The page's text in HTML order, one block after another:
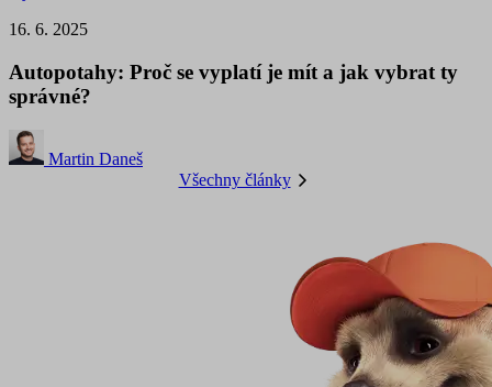
16. 6. 2025
Autopotahy: Proč se vyplatí je mít a jak vybrat ty
správné?
Martin Daneš
Všechny články